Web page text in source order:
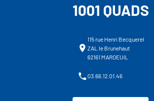
1001 QUADS
115 rue Henri Becquerel
ZAL le Brunehaut
62161 MAROEUIL
03.66.12.01.46